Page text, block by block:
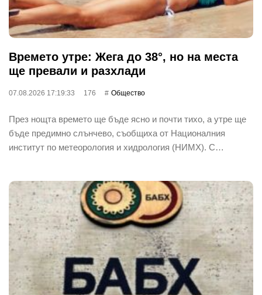
Времето утре: Жега до 38°, но на места
ще превали и разхлади
07.08.2026 17:19:33 176 Общество
През нощта времето ще бъде ясно и почти тихо, а утре ще
бъде предимно слънчево, съобщиха от Националния
институт по метеорология и хидрология (НИМХ). С…